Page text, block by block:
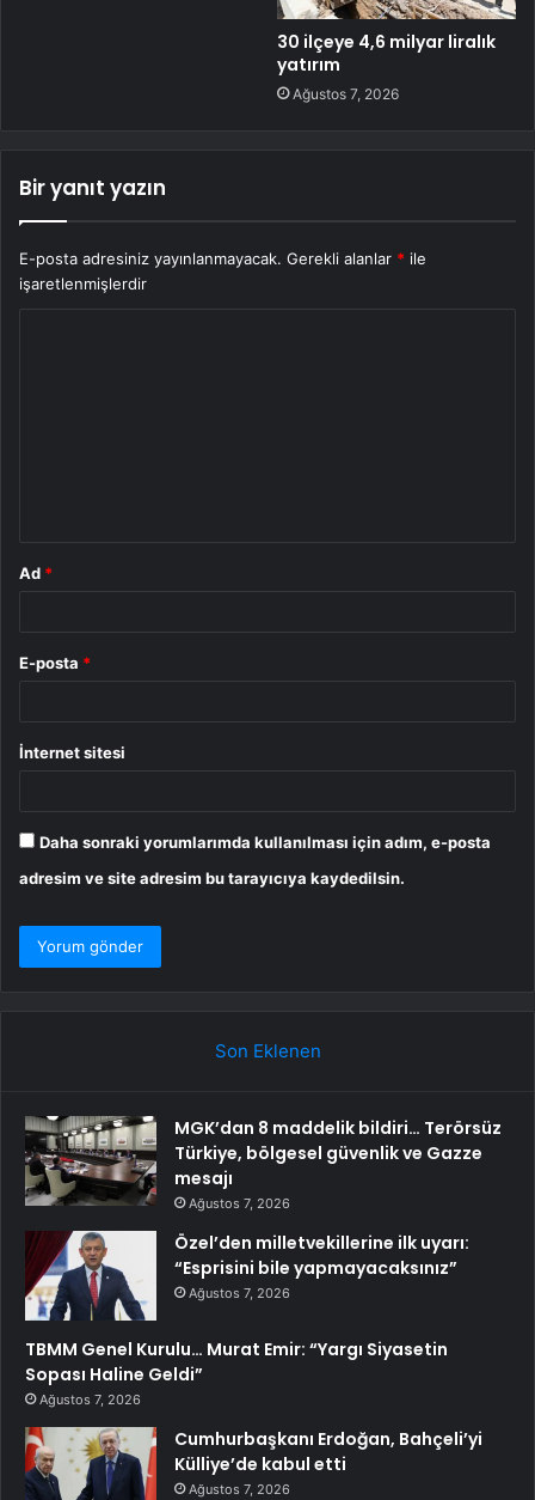
30 ilçeye 4,6 milyar liralık
yatırım
Ağustos 7, 2026
Bir yanıt yazın
E-posta adresiniz yayınlanmayacak. Gerekli alanlar * ile
işaretlenmişlerdir
Ad *
E-posta *
İnternet sitesi
Daha sonraki yorumlarımda kullanılması için adım, e-posta
adresim ve site adresim bu tarayıcıya kaydedilsin.
Son Eklenen
MGK’dan 8 maddelik bildiri… Terörsüz
Türkiye, bölgesel güvenlik ve Gazze
mesajı
Ağustos 7, 2026
Özel’den milletvekillerine ilk uyarı:
“Esprisini bile yapmayacaksınız”
Ağustos 7, 2026
TBMM Genel Kurulu… Murat Emir: “Yargı Siyasetin
Sopası Haline Geldi”
Ağustos 7, 2026
Cumhurbaşkanı Erdoğan, Bahçeli’yi
Külliye’de kabul etti
Ağustos 7, 2026